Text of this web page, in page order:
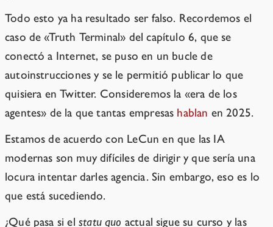
Todo esto ya ha resultado ser falso. Recordemos el
caso de «Truth Terminal» del capítulo 6, que se
conectó a Internet, se puso en un bucle de
autoinstrucciones y se le permitió publicar lo que
quisiera en Twitter. Consideremos la «era de los
agentes» de la que tantas empresas hablan en 2025.
Estamos de acuerdo con LeCun en que las IA
modernas son muy difíciles de dirigir y que sería una
locura intentar darles agencia. Sin embargo, eso es lo
que está sucediendo.
¿Qué pasa si el statu quo actual sigue su curso y las